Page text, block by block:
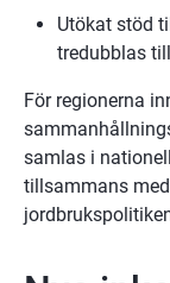
Utökat stöd
tredubblas
För regionerna
samlas i
tillsammans